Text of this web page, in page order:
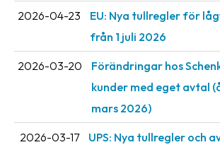
2026-04-23
EU: Nya tullregler för
från 1 juli 2026
2026-03-20
Förändringar hos
kunder med eget avtal
mars 2026)
2026-03-17
UPS: Nya tullregler och